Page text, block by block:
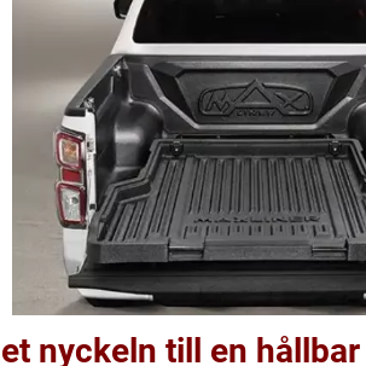
nyckeln till en